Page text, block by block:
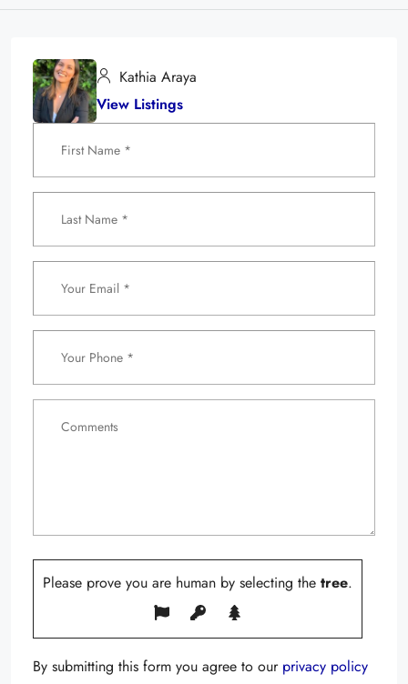
Kathia Araya
View Listings
Please prove you are human by selecting the tree.
By submitting this form you agree to our privacy policy